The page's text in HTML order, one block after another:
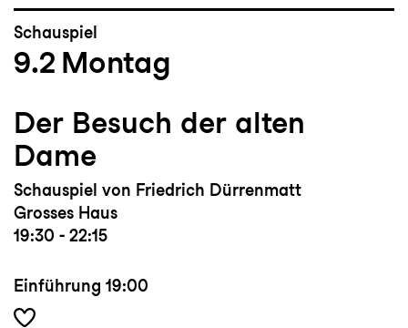
Schauspiel
9.2 Montag
Der Besuch der alten
Dame
Schauspiel von Friedrich Dürrenmatt
Grosses Haus
19:30 - 22:15
Einführung 19:00